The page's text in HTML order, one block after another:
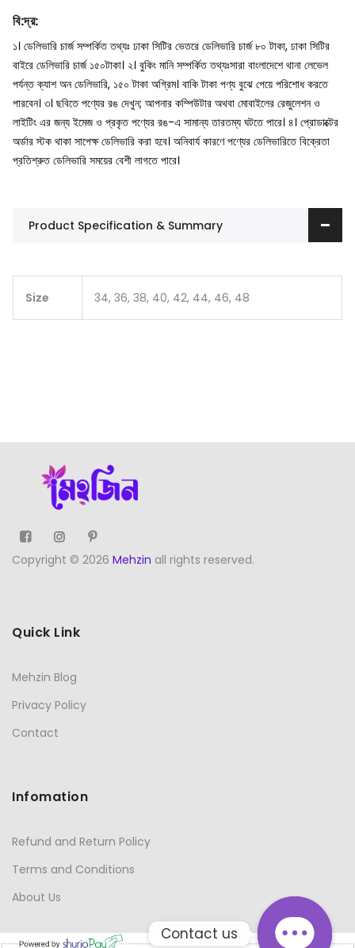
বি:দ্র:
১। ডেলিভারি চার্জ সম্পর্কিত তথ্যঃ ঢাকা সিটির ভেতরে ডেলিভারি চার্জ ৮০ টাকা, ঢাকা সিটির
বাইরে ডেলিভারি চার্জ ১৫০টাকা। ২। বুকিং মানি সম্পর্কিত তথ্যঃসারা বাংলাদেশে থানা লেভেল
পর্যন্ত ক্যাশ অন ডেলিভারি, ১৫০ টাকা অগ্রিম। বাকি টাকা পণ্য বুঝে পেয়ে পরিশোধ করতে
পারবেন। ৩। ছবিতে পণ্যের রঙ দেখুন; আপনার কম্পিউটার অথবা মোবাইলের রেজুলেশন ও
লাইটিং এর জন্য ইমেজ ও প্রকৃত পণ্যের রঙ-এ সামান্য তারতম্য ঘটতে পারে। ৪। প্রোডাক্টের
অর্ডার স্টক থাকা সাপেক্ষ ডেলিভারি করা হবে। অনিবার্য কারণে পণ্যের ডেলিভারিতে বিক্রেতা
প্রতিশ্রুত ডেলিভারি সময়ের বেশী লাগতে পারে।
Product Specification & Summary
Size 34, 36, 38, 40, 42, 44, 46, 48
Copyright © 2026 Mehzin all rights reserved.
Quick Link
Mehzin Blog
Privacy Policy
Contact
Infomation
Refund and Return Policy
Terms and Conditions
About Us
Contact us